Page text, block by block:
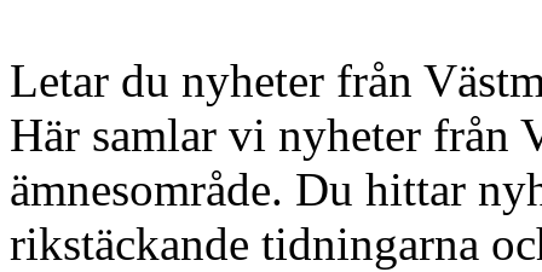
Letar du nyheter från
Här samlar vi nyheter från
ämnesområde. Du hittar
rikstäckande tidningarna